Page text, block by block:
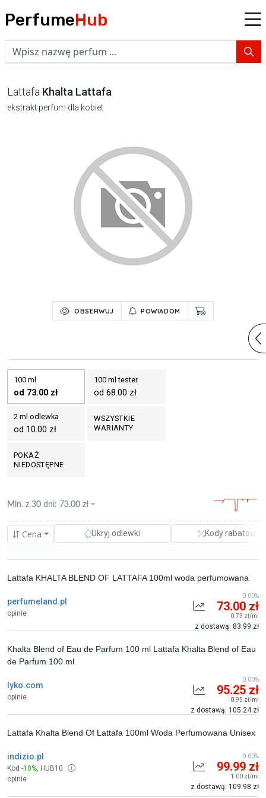
PerfumeHub
Lattafa Khalta Lattafa
ekstrakt perfum dla kobiet
OBSERWUJ POWIADOM
100 ml
od 73.00 zł
100 ml tester
od 68.00 zł
2 ml odlewka
od 10.00 zł
WSZYSTKIE
WARIANTY
POKAŻ
NIEDOSTĘPNE
Cena Ukryj odlewki Kody rabatowe
Min. z 30 dni: 73.00 zł
perfumeland.pl
opinie
Lattafa KHALTA BLEND OF LATTAFA 100ml woda perfumowana
73.00 zł
0.73 zł/ml
z dostawą: 83.99 zł
0.00%
lyko.com
opinie
Khalta Blend of Eau de Parfum 100 ml Lattafa Khalta Blend of Eau
de Parfum 100 ml
95.25 zł
0.95 zł/ml
z dostawą: 105.24 zł
0.00%
indizio.pl
Kod -10%, HUB10
opinie
Lattafa Khalta Blend Of Lattafa 100ml Woda Perfumowana Unisex
99.99 zł
1.00 zł/ml
z dostawą: 109.98 zł
0.00%